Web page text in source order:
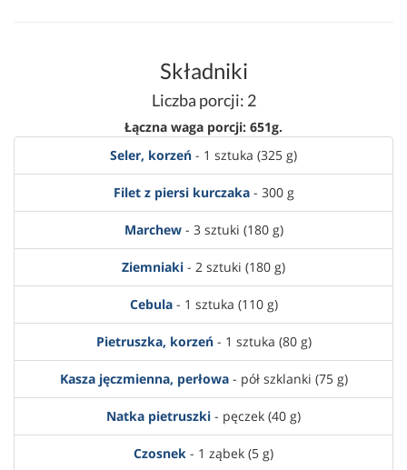
Składniki
Liczba porcji: 2
Łączna waga porcji: 651g.
Seler, korzeń - 1 sztuka (325 g)
Filet z piersi kurczaka- 300 g
Marchew- 3 sztuki (180 g)
Ziemniaki - 2 sztuki (180 g)
Cebula- 1 sztuka (110 g)
Pietruszka, korzeń- 1 sztuka (80 g)
Kasza jęczmienna, perłowa- pół szklanki (75 g)
Natka pietruszki - pęczek (40 g)
Czosnek - 1 ząbek (5 g)